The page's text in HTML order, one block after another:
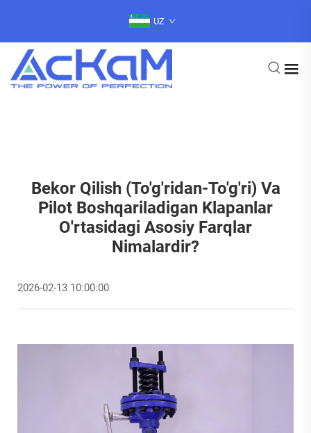
UZ
Bekor Qilish (to'g'ridan-To'g'ri) Va
Pilot Boshqariladigan Klapanlar
O'rtasidagi Asosiy Farqlar
Nimalardir?
2026-02-13 10:00:00